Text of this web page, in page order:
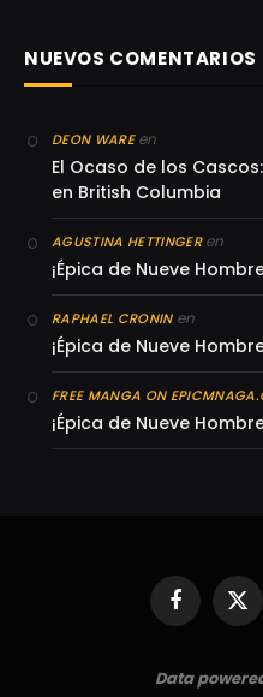
NUEVOS COMENTARIOS
DEON WAREen
El Ocaso de los
en British Columbia
AGUSTINA HETTINGERen
¡Épica de Nueve
RAPHAEL CRONINen
¡Épica de Nueve
FREE MANGA ON
¡Épica de Nueve
Facebook
X
Data